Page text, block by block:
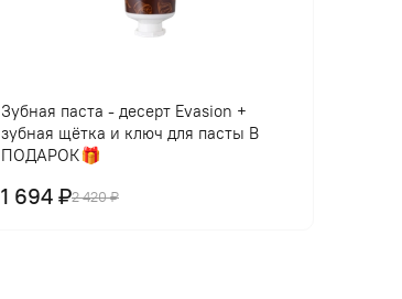
Зубная паста - десерт Evasion +
зубная щётка и ключ для пасты В
ПОДАРОК🎁
2 420 ₽
1 694 ₽